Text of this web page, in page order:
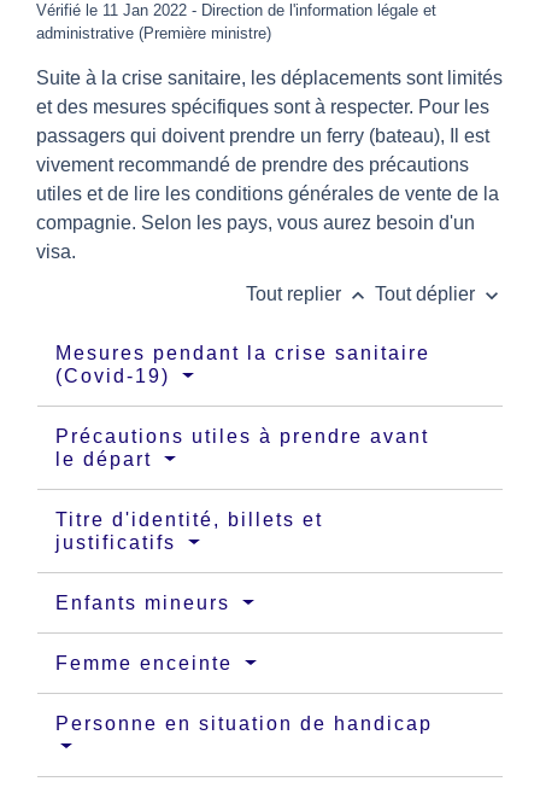
Vérifié le 11 Jan 2022 - Direction de l'information légale et
administrative (Première ministre)
Suite à la crise sanitaire, les déplacements sont limités
et des mesures spécifiques sont à respecter. Pour les
passagers qui doivent prendre un ferry (bateau), Il est
vivement recommandé de prendre des précautions
utiles et de lire les conditions générales de vente de la
compagnie. Selon les pays, vous aurez besoin d'un
visa.
Tout replier keyboard_arrow_up Tout déplier keyboard_arrow_down
Mesures pendant la crise sanitaire
(Covid-19)
Précautions utiles à prendre avant
le départ
Titre d'identité, billets et
justificatifs
Enfants mineurs
Femme enceinte
Personne en situation de handicap